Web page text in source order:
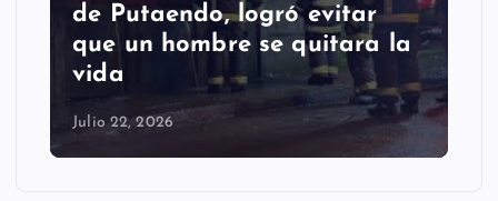
Sernageomin para analizar
retiro de enorme roca que
cayó en la comuna
Julio 22, 2026